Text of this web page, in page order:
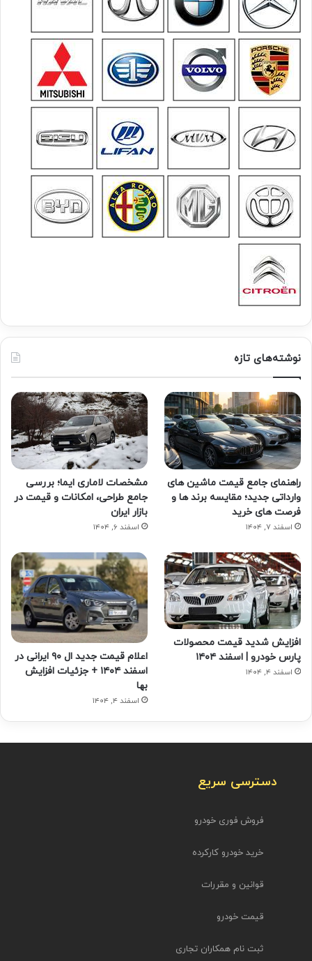
نوشته‌های تازه
راهنمای جامع قیمت ماشین های
وارداتی جدید؛ مقایسه برند ها و
فرصت های خرید
اسفند ۷, ۱۴۰۴
مشخصات لاماری ایما؛ بررسی
جامع طراحی، امکانات و قیمت در
بازار ایران
اسفند ۶, ۱۴۰۴
افزایش شدید قیمت محصولات
پارس خودرو | اسفند ۱۴۰۴
اسفند ۴, ۱۴۰۴
اعلام قیمت جدید ال ۹۰ ایرانی در
اسفند ۱۴۰۴ + جزئیات افزایش
بها
اسفند ۴, ۱۴۰۴
دسترسی سریع
فروش فوری خودرو
خرید خودرو کارکرده
قوانین و مقررات
قیمت خودرو
ثبت نام همکاران تجاری